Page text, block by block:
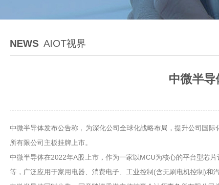
NEWS AIOT视界
中微半
中微半导体发布公告称，为深化公司全球化战略布局，提升公司国
所有限公司主板挂牌上市。
中微半导体在2022年A股上市，作为一家以MCU为核心的平台型芯
等，广泛应用于家用电器、消费电子、工业控制(含无刷电机控制)和